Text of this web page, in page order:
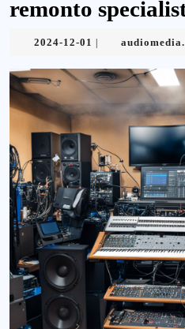
remonto
2024-12-01 2024-
01